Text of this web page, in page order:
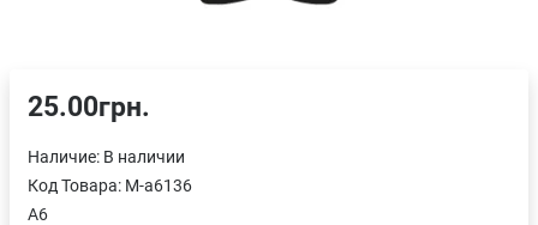
25.00грн.
Наличие: В наличии
Код Товара: M-a6136
A6